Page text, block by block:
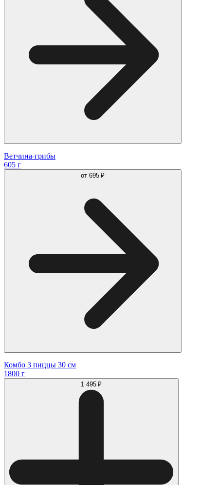
Ветчина-грибы
605 г
от 695 ₽
Комбо 3 пиццы 30 см
1800 г
1 495 ₽